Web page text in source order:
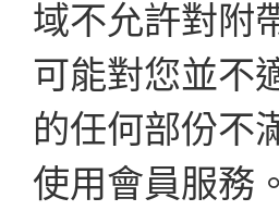
域不允許對附
可能對您並不
的任何部份不
使用會員服務。